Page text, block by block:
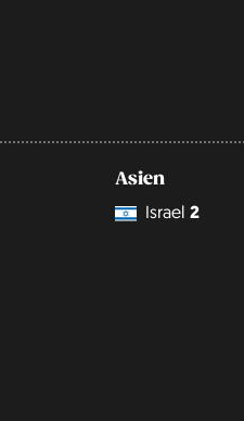
Asien
Israel 2